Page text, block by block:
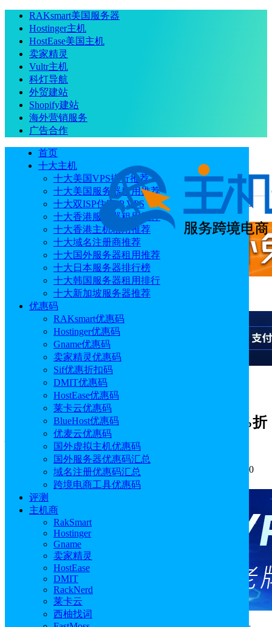
RAKsmart美国服务器
Hostinger主机
HostEase美国主机
卖家精灵
Vultr主机
科灯导航
外贸建站
Shopify建站
海外营销服务
广告合作
首页
十大主机
十大美国VPS排行推荐
十大美国服务器租用推荐
十大双ISP住宅IP VPS
十大香港服务器租用推荐
十大香港主机租用推荐
十大域名注册商推荐
十大国外服务器租用推荐
十大日本服务器排行榜
十大韩国服务器租用排行
十大新加坡服务器推荐
优惠码
RAKsmart优惠码
Hostinger优惠码
Gname优惠码
卖家精灵优惠码
Sif优惠折扣码
DMIT优惠码
HostEase优惠码
莱卡云优惠码
BlueHost优惠码
优麦云优惠码
国外虚拟主机优惠码
国外服务器优惠码汇总
域名注册优惠码汇总
跨境电商工具优惠码
评测
主机商
RakSmart
Hostinger
Gname
卖家精灵
HostEase
DMIT
RackNerd
莱卡云
西柚找词
当前位置：首页 优惠码 HyperHost黑五限时促销 虚拟主机
90%折扣$1.1/月起 VPS/VDS服务器7折
HyperHost黑五限时促销 虚拟主机90%折
扣$1.1/月起 VPS/VDS服务器7折
作者: Aimee 分类:优惠码
发布时间: 2023.11.24 15:01:10
更新于: 2023.11.24 15:01:10